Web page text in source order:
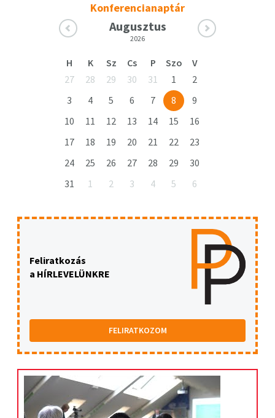
Konferencianaptár
Augusztus
2026
H K Sz Cs P Szo
V
27
28 29 30 31 1
2
3
4 5 6 7 8
9
10
11 12 13 14 15
16
17
18 19 20 21 22
23
24
25 26 27 28 29
30
31
1 2 3 4 5 6
Feliratkozás
a HÍRLEVELÜNKRE
FELIRATKOZOM